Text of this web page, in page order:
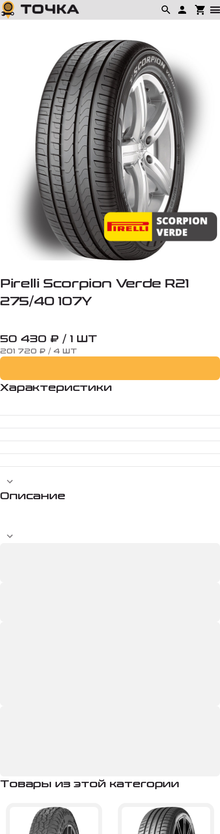
Pirelli Scorpion Verde R21
275/40 107Y
50 430 ₽ / 1 ШТ
201 720 ₽ / 4 ШТ
Характеристики
Описание
Товары из этой категории